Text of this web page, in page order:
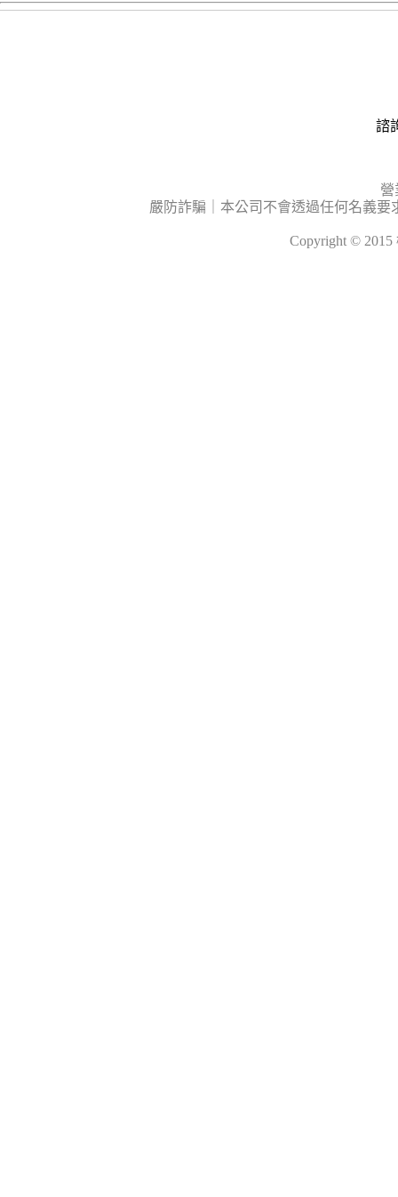
諮
營
嚴防詐騙｜本公司不會透過任何名義
Copyright ©